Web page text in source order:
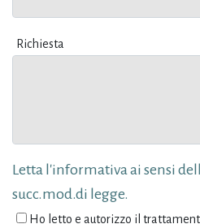
Richiesta
Letta l'informativa ai sensi
succ.mod.di legge.
Ho letto e autorizzo il